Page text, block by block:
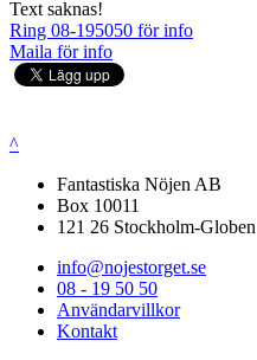
Text saknas!
Ring 08-195050 för info
Maila för info
^
Fantastiska Nöjen AB
Box 10011
121 26 Stockholm-Globen
info@nojestorget.se
08 - 19 50 50
Användarvillkor
Kontakt